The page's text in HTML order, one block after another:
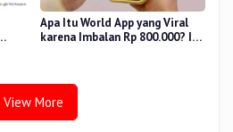
Apa Itu World App yang Viral
karena Imbalan Rp 800.000? Ini
View More